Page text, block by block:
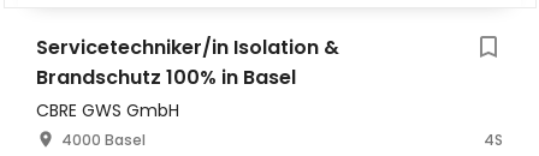
Servicetechniker/in Isolation &
Brandschutz 100% in Basel
CBRE GWS GmbH
4000 Basel 4S